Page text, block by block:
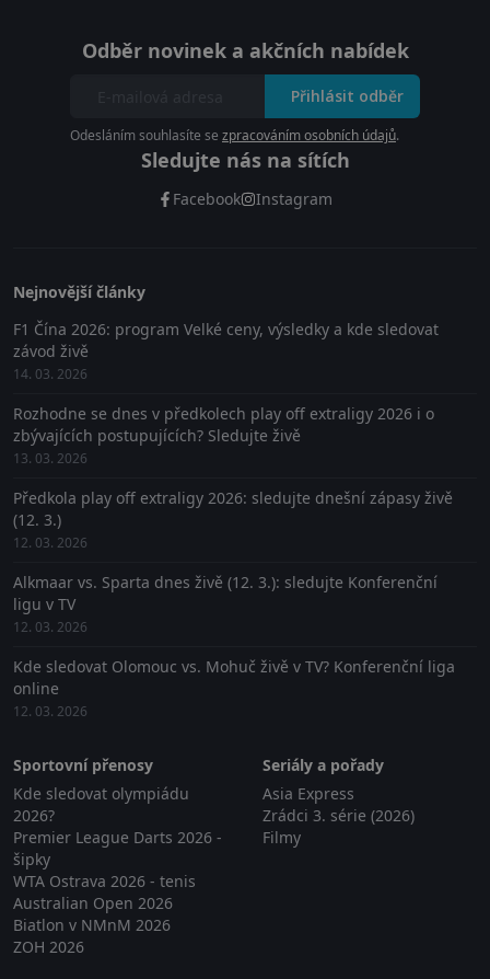
Odběr novinek a akčních nabídek
Přihlásit odběr
Odesláním souhlasíte se zpracováním osobních údajů.
Sledujte nás na sítích
Facebook Instagram
Nejnovější články
F1 Čína 2026: program Velké ceny, výsledky a kde sledovat
závod živě
14. 03. 2026
Rozhodne se dnes v předkolech play off extraligy 2026 i o
zbývajících postupujících? Sledujte živě
13. 03. 2026
Předkola play off extraligy 2026: sledujte dnešní zápasy živě
(12. 3.)
12. 03. 2026
Alkmaar vs. Sparta dnes živě (12. 3.): sledujte Konferenční
ligu v TV
12. 03. 2026
Kde sledovat Olomouc vs. Mohuč živě v TV? Konferenční liga
online
12. 03. 2026
Sportovní přenosy
Kde sledovat olympiádu
2026?
Premier League Darts 2026 -
šipky
WTA Ostrava 2026 - tenis
Australian Open 2026
Biatlon v NMnM 2026
ZOH 2026
Seriály a pořady
Asia Express
Zrádci 3. série (2026)
Filmy